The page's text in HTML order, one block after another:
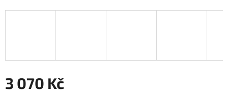
3 070 Kč